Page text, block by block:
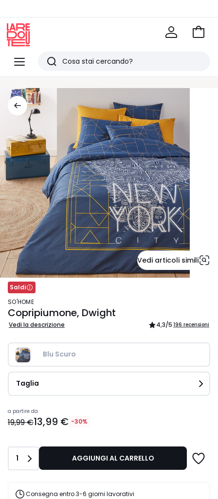
Menu
Redoute
Ricerca
articoli
visti
Vai
Vedi articoli simili
Saldi
SO'HOME
Copripiumone, Dwight
Vedi la descrizione 4,3/5 196 recensioni
Blu Scuro
Taglia
Prezzo
a
Invece
19,99
a partire da
19,99 €13,99 € -30%
Quantità
1 AGGIUNGI AL CARRELLO
Consegna entro 3-6 giorni lavorativi